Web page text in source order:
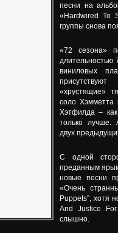
песни на
«Hardwired To
группы снова
«72 сезона»
длительностью
виниловых
«хрустящие»
соло Хэмметта
Хэтфилда –
только лучше.
двух
С одной
преданным
новые песни
«Очень
Puppets”, хотя
And Justice
слышно.